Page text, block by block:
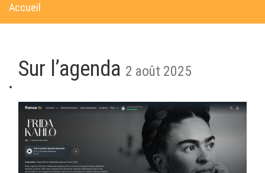
Accueil
Sur l’agenda 2 août 2025